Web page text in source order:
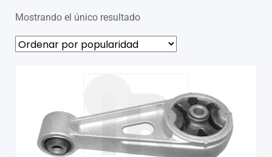
Mostrando el único resultado